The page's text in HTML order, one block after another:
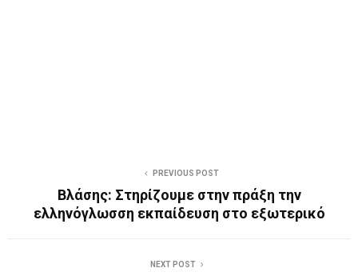
PREVIOUS POST
Βλάσης: Στηρίζουμε στην πράξη την
ελληνόγλωσση εκπαίδευση στο εξωτερικό
NEXT POST